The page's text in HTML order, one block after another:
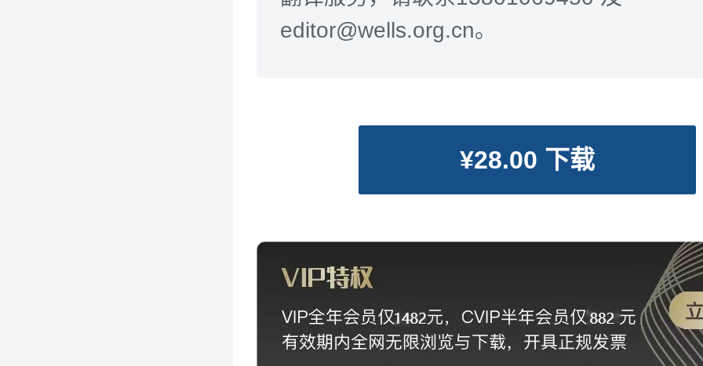
editor@wells.org.cn。
¥28.00 下载